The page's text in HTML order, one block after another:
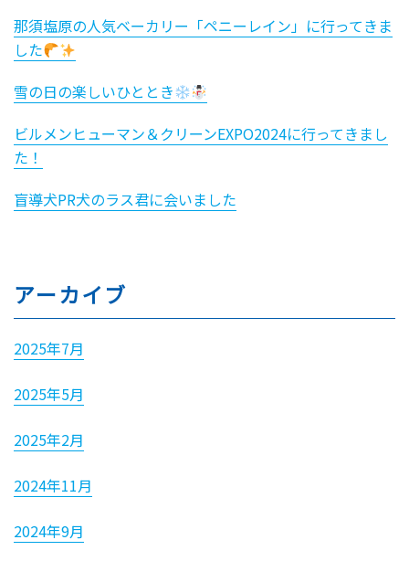
那須塩原の人気ベーカリー「ペニーレイン」に行ってきま
した
雪の日の楽しいひととき
ビルメンヒューマン＆クリーンEXPO2024に行ってきまし
た！
盲導犬PR犬のラス君に会いました
アーカイブ
2025年7月
2025年5月
2025年2月
2024年11月
2024年9月